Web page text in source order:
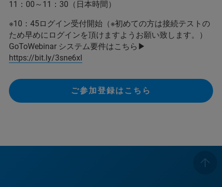
11：00～11：30（日本時間）
※10：45ログイン受付開始（※初めての方は接続テストの
ため早めにログインを頂けますようお願い致します。）
GoToWebinar システム要件はこちら▶
https://bit.ly/3sne6xl
ご参加登録はこちら